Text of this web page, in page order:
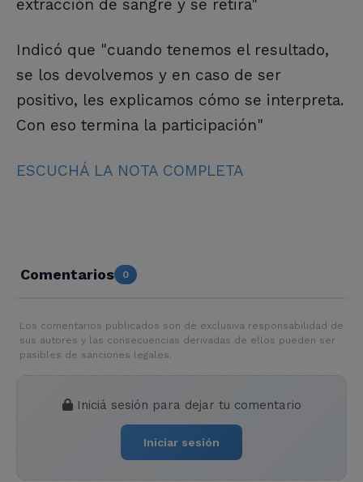
extracción de sangre y se retira"
Indicó que "cuando tenemos el resultado,
se los devolvemos y en caso de ser
positivo, les explicamos cómo se interpreta.
Con eso termina la participación"
ESCUCHÁ LA NOTA COMPLETA
Comentarios 0
Los comentarios publicados son de exclusiva responsabilidad de
sus autores y las consecuencias derivadas de ellos pueden ser
pasibles de sanciones legales.
Iniciá sesión para dejar tu comentario
Iniciar sesión